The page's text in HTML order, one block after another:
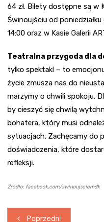
64 zł. Bilety dostępne są w
Świnoujściu od
14:00 oraz w Kasie Galerii
Teatralna przygoda dla
tylko spektakl – to
życie zmusza nas do
marzymy o chwili spokoju.
by cieszyć się chwilą
bohatera, który musi
sytuacjach. Zachęcamy do
doświadczenia, które
refleksji.
Źródło: facebook.com/swinoujsciemdk
Nawigacja
Poprzedni